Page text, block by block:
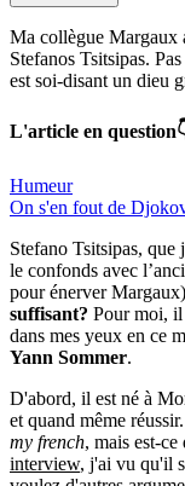
Ma collègue Margaux
Stefanos Tsitsipas.
est soi-disant un dieu
L'article en
Humeur
On s'en fout de
Stefano Tsitsipas, que
le confonds avec
pour énerver
suffisant? Pour moi, il
dans mes yeux en ce
Yann Sommer.
D'abord, il est né à
et quand même
my french, mais est-
interview, j'ai vu qu'il